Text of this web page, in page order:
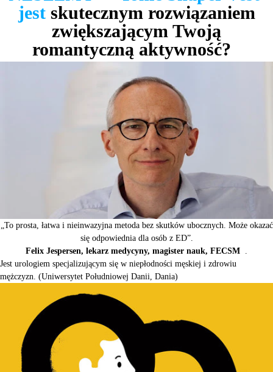
jest skutecznym rozwiązaniem
zwiększającym Twoją
romantyczną aktywność?
„To prosta, łatwa i nieinwazyjna metoda bez skutków ubocznych. Może okazać
się odpowiednia dla osób z ED”.
Felix Jespersen, lekarz medycyny, magister nauk, FECSM .
Jest urologiem specjalizującym się w niepłodności męskiej i zdrowiu
mężczyzn. (Uniwersytet Południowej Danii, Dania)